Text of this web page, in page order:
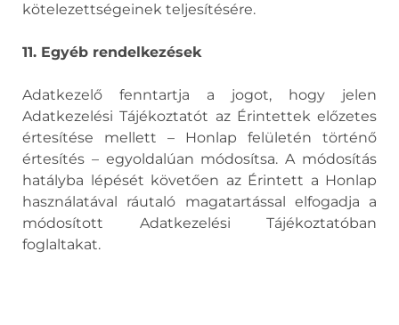
kötelezettségeinek teljesítésére.
11. Egyéb rendelkezések
Adatkezelő fenntartja a jogot, hogy jelen
Adatkezelési Tájékoztatót az Érintettek előzetes
értesítése mellett – Honlap felületén történő
értesítés – egyoldalúan módosítsa. A módosítás
hatályba lépését követően az Érintett a Honlap
használatával ráutaló magatartással elfogadja a
módosított Adatkezelési Tájékoztatóban
foglaltakat.